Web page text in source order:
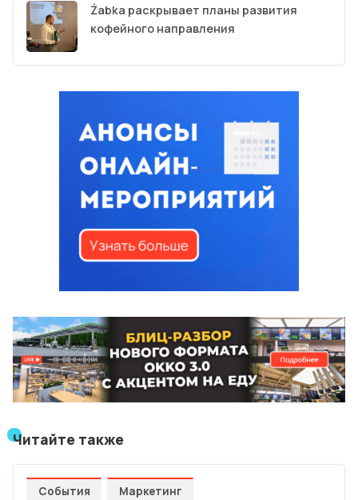
Żabka раскрывает планы развития
кофейного направления
Читайте также
События Маркетинг